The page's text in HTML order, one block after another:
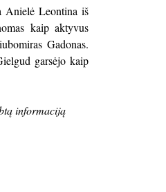
Anielė Leontina iš
kaip aktyvus
Gadonas.
garsėjo kaip
informaciją